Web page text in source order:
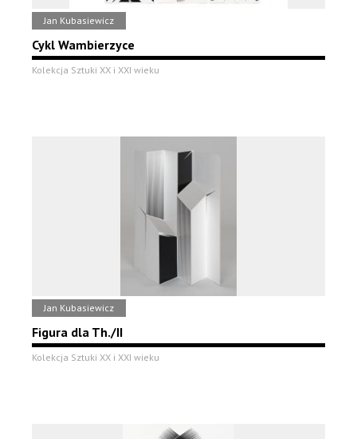
Jan Kubasiewicz
Cykl Wambierzyce
Kolekcja Sztuki XX i XXI wieku
Jan Kubasiewicz
Figura dla Th./II
Kolekcja Sztuki XX i XXI wieku